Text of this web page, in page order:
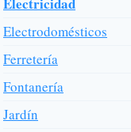
Electrodomésticos
Ferretería
Fontanería
Jardín